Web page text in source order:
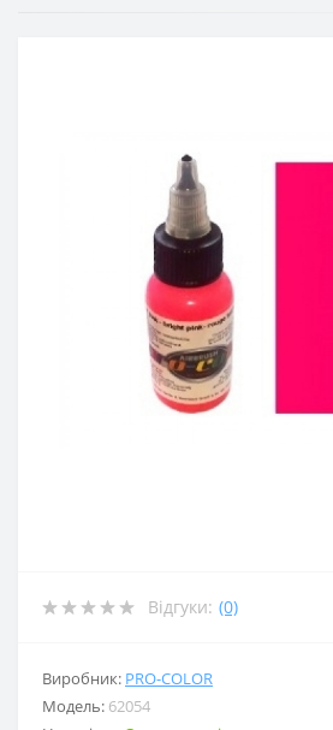
Відгуки: (0)
Виробник: PRO-COLOR
Модель: 62054